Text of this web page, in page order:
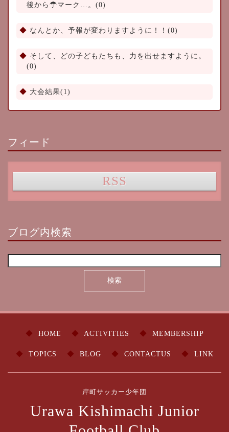
後から☂マーク…。(0)
なんとか、予報が変わりますように！！(0)
そして、どの子どもたちも、力を出せますように。
(0)
大会結果(1)
フィード
RSS
ブログ内検索
HOME ACTIVITIES MEMBERSHIP
TOPICS BLOG CONTACTUS LINK
岸町サッカー少年団
Urawa Kishimachi Junior